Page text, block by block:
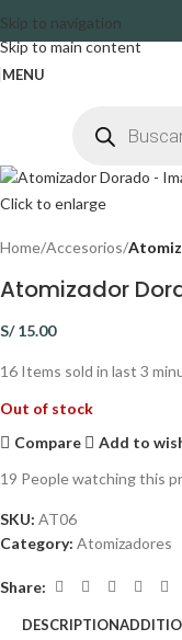
Skip to navigation
Skip to main content
MENU
Click to enlarge
Home Accesorios
Atomizador
S/15.00
16 Items sold in last 3
Out of stock
Compare
Add to
19 People watching this
SKU: AT06
Category: Atomizadores
Share:
DESCRIPTION